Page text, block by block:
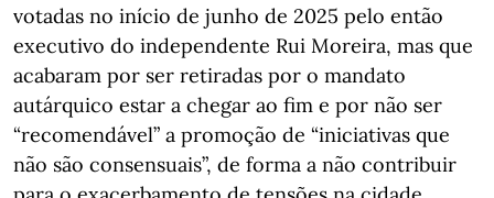
votadas no início de junho de 2025 pelo então
executivo do independente Rui Moreira, mas que
acabaram por ser retiradas por o mandato
autárquico estar a chegar ao fim e por não ser
“recomendável” a promoção de “iniciativas que
não são consensuais”, de forma a não contribuir